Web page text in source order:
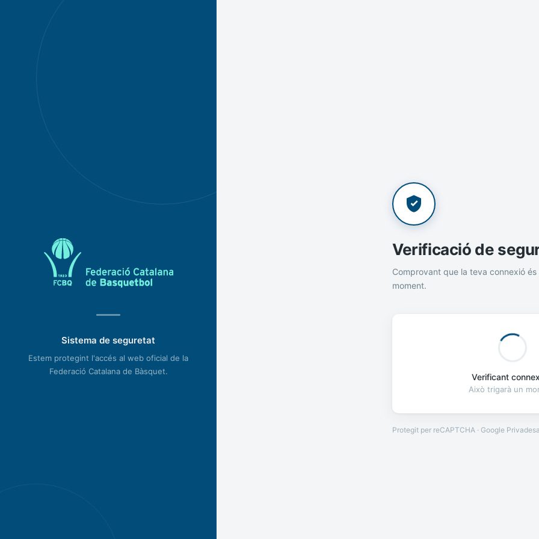
Sistema de seguretat
Estem protegint l'accés al web oficial de la
Federació Catalana de Bàsquet.
Verificació de
Comprovant que la teva connexió és
moment.
Verificant
Això trigarà un
Protegit per reCAPTCHA · Google Privadesa